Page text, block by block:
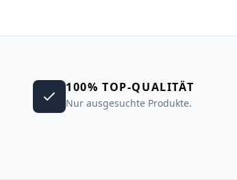
100% TOP-QUALITÄT
Nur ausgesuchte Produkte.